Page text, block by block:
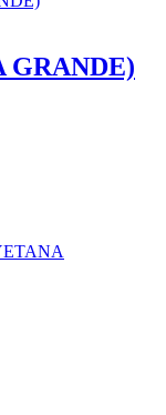
GRANDE)